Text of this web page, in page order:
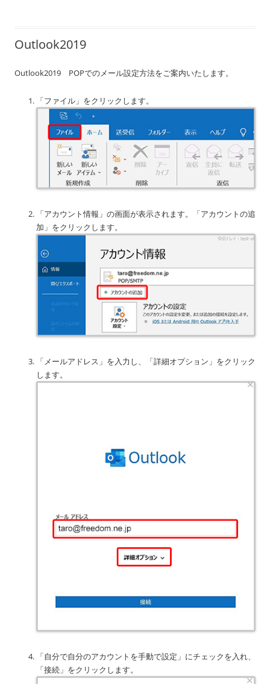
Outlook2019
Outlook2019 POPでのメール設定方法をご案内いたします。
「ファイル」をクリックします。
「アカウント情報」の画面が表示されます。「アカウントの追
加」をクリックします。
「メールアドレス」を入力し、「詳細オプション」をクリック
します。
「自分で自分のアカウントを手動で設定」にチェックを入れ、
「接続」をクリックします。